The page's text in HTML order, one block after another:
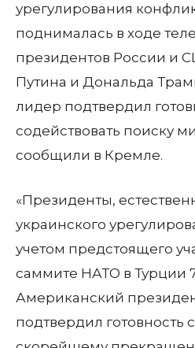
урегулирования
поднималась в ходе
президентов России и
Путина и Дональда
лидер подтвердил
содействовать поиску
сообщили в Кремле.
«Президенты,
украинского
учетом предстоящего
саммите НАТО в Турции
Американский
подтвердил готовность